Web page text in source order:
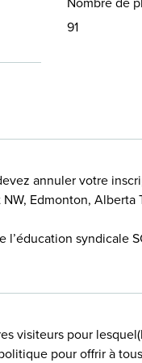
91
annuler votre
NW, Edmonton,
syndicale
visiteurs pour
pour offrir à